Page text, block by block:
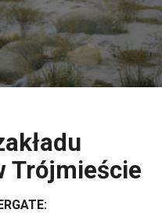
Trójmieście